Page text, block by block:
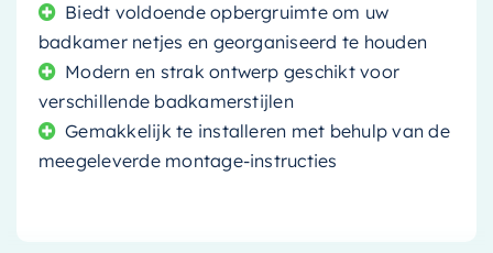
Biedt voldoende opbergruimte om uw
badkamer netjes en georganiseerd te houden
Modern en strak ontwerp geschikt voor
verschillende badkamerstijlen
Gemakkelijk te installeren met behulp van de
meegeleverde montage-instructies